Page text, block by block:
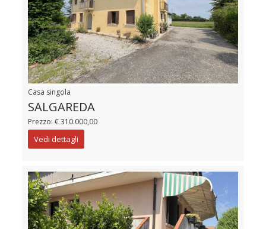
Casa singola
SALGAREDA
Prezzo: € 310.000,00
Vedi dettagli